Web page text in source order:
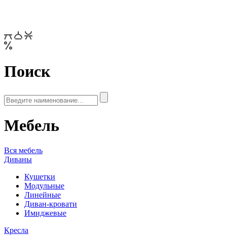
Поиск
Мебель
Вся мебель
Диваны
Кушетки
Модульные
Линейные
Диван-кровати
Имиджевые
Кресла